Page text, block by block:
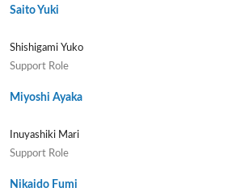
Saito Yuki
Shishigami Yuko
Support Role
Miyoshi Ayaka
Inuyashiki Mari
Support Role
Nikaido Fumi